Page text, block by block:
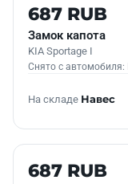
Б/У В НАЛИЧИИ
687 RUB
Замок капота
KIA Sportage I
Снято с автомобиля:
На складе Навес
Б/У В НАЛИЧИИ
687 RUB